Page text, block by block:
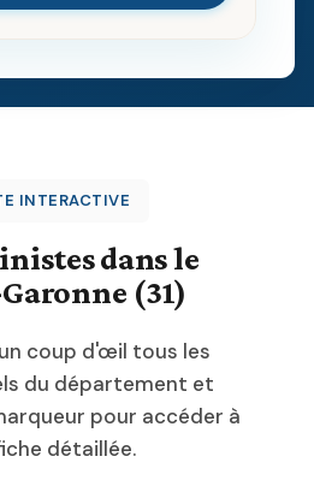
INTERACTIVE
dans le
(31)
coup d'œil tous les
du département et
pour accéder à
détaillée.